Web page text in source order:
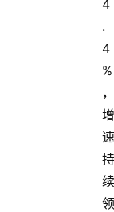
4
.
4
%
，
增
速
持
续
领